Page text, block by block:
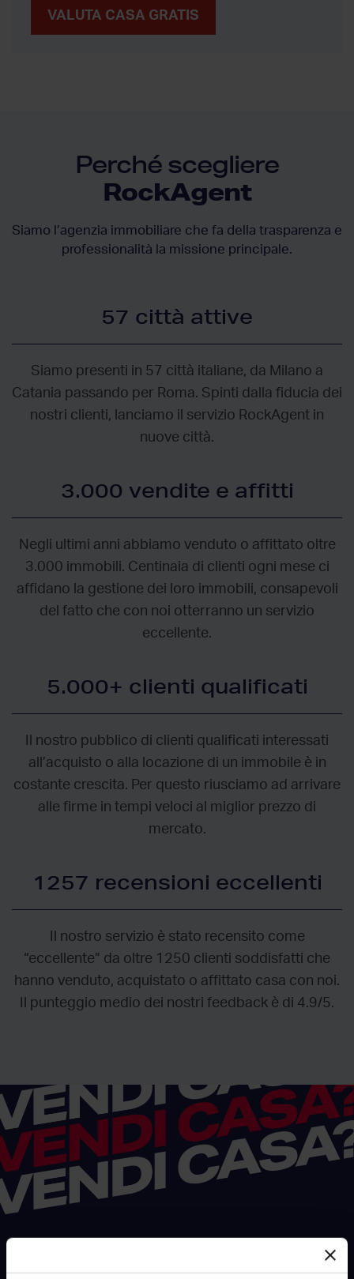
VALUTA CASA GRATIS
Perché scegliere
RockAgent
Siamo l’agenzia immobiliare che fa della trasparenza e
professionalità la missione principale.
57 città attive
Siamo presenti in 57 città italiane, da Milano a
Catania passando per Roma. Spinti dalla fiducia dei
nostri clienti, lanciamo il servizio RockAgent in
nuove città.
3.000 vendite e affitti
Negli ultimi anni abbiamo venduto o affittato oltre
3.000 immobili. Centinaia di clienti ogni mese ci
affidano la gestione dei loro immobili, consapevoli
del fatto che con noi otterranno un servizio
eccellente.
5.000+ clienti qualificati
Il nostro pubblico di clienti qualificati interessati
all’acquisto o alla locazione di un immobile è in
costante crescita. Per questo riusciamo ad arrivare
alle firme in tempi veloci al miglior prezzo di
mercato.
1257 recensioni eccellenti
Il nostro servizio è stato recensito come
“eccellente” da oltre 1250 clienti soddisfatti che
hanno venduto, acquistato o affittato casa con noi.
Il punteggio medio dei nostri feedback è di 4.9/5.
ConRockAgent